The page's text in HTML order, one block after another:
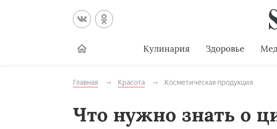
Кулинария Здоровье
Главная Красота Косметическая продукция
Что нужно знать о